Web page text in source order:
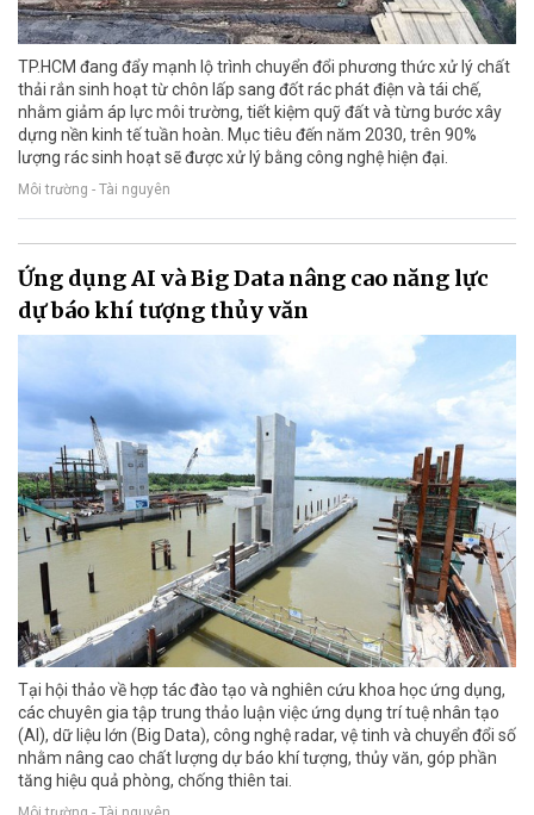
TP.HCM đang đẩy mạnh lộ trình chuyển đổi phương thức xử lý chất
thải rắn sinh hoạt từ chôn lấp sang đốt rác phát điện và tái chế,
nhằm giảm áp lực môi trường, tiết kiệm quỹ đất và từng bước xây
dựng nền kinh tế tuần hoàn. Mục tiêu đến năm 2030, trên 90%
lượng rác sinh hoạt sẽ được xử lý bằng công nghệ hiện đại.
Môi trường - Tài nguyên
Ứng dụng AI và Big Data nâng cao năng lực
dự báo khí tượng thủy văn
Tại hội thảo về hợp tác đào tạo và nghiên cứu khoa học ứng dụng,
các chuyên gia tập trung thảo luận việc ứng dụng trí tuệ nhân tạo
(AI), dữ liệu lớn (Big Data), công nghệ radar, vệ tinh và chuyển đổi số
nhằm nâng cao chất lượng dự báo khí tượng, thủy văn, góp phần
tăng hiệu quả phòng, chống thiên tai.